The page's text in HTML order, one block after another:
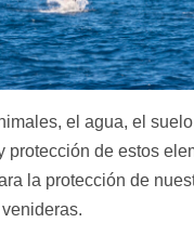
el agua, el
protección de estos
la protección de